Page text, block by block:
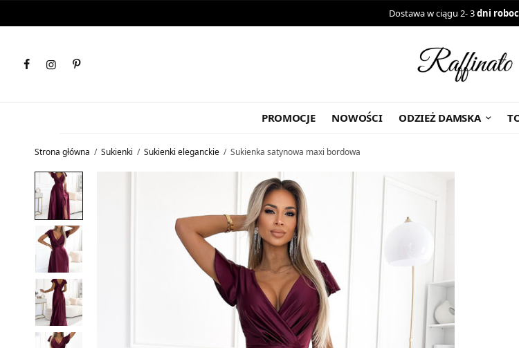
Dostawa w ciągu 2- 3dni
PROMOCJE NOWOŚCI ODZIEŻ DAMSKA
Strona główna / Sukienki / Sukienki eleganckie / Sukienka satynowa maxi bordowa